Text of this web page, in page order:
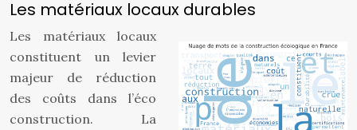
Les matériaux locaux durables
Les matériaux locaux
constituent un levier
majeur de réduction
des coûts dans l’éco
construction. La